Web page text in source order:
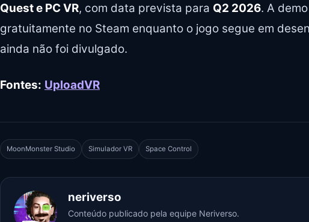
Quest e PC VR, com data prevista para Q2 2026. A
gratuitamente no Steam enquanto o jogo segue em
ainda não foi divulgado.
Fontes: UploadVR
MoonMonster Studio Simulador VR Space Control
neriverso
Conteúdo publicado pela equipe Neriverso.